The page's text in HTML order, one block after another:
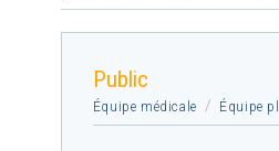
Public
Équipe médicale / Équipe